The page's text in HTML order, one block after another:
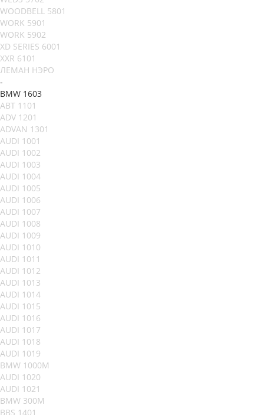
WOODBELL 5801
WORK 5901
WORK 5902
XD SERIES 6001
XXR 6101
ЛЕМАН НЭРО
-
BMW 1603
ABT 1101
ADV 1201
ADVAN 1301
AUDI 1001
AUDI 1002
AUDI 1003
AUDI 1004
AUDI 1005
AUDI 1006
AUDI 1007
AUDI 1008
AUDI 1009
AUDI 1010
AUDI 1011
AUDI 1012
AUDI 1013
AUDI 1014
AUDI 1015
AUDI 1016
AUDI 1017
AUDI 1018
AUDI 1019
BMW 1000M
AUDI 1020
AUDI 1021
BMW 300M
BBS 1401